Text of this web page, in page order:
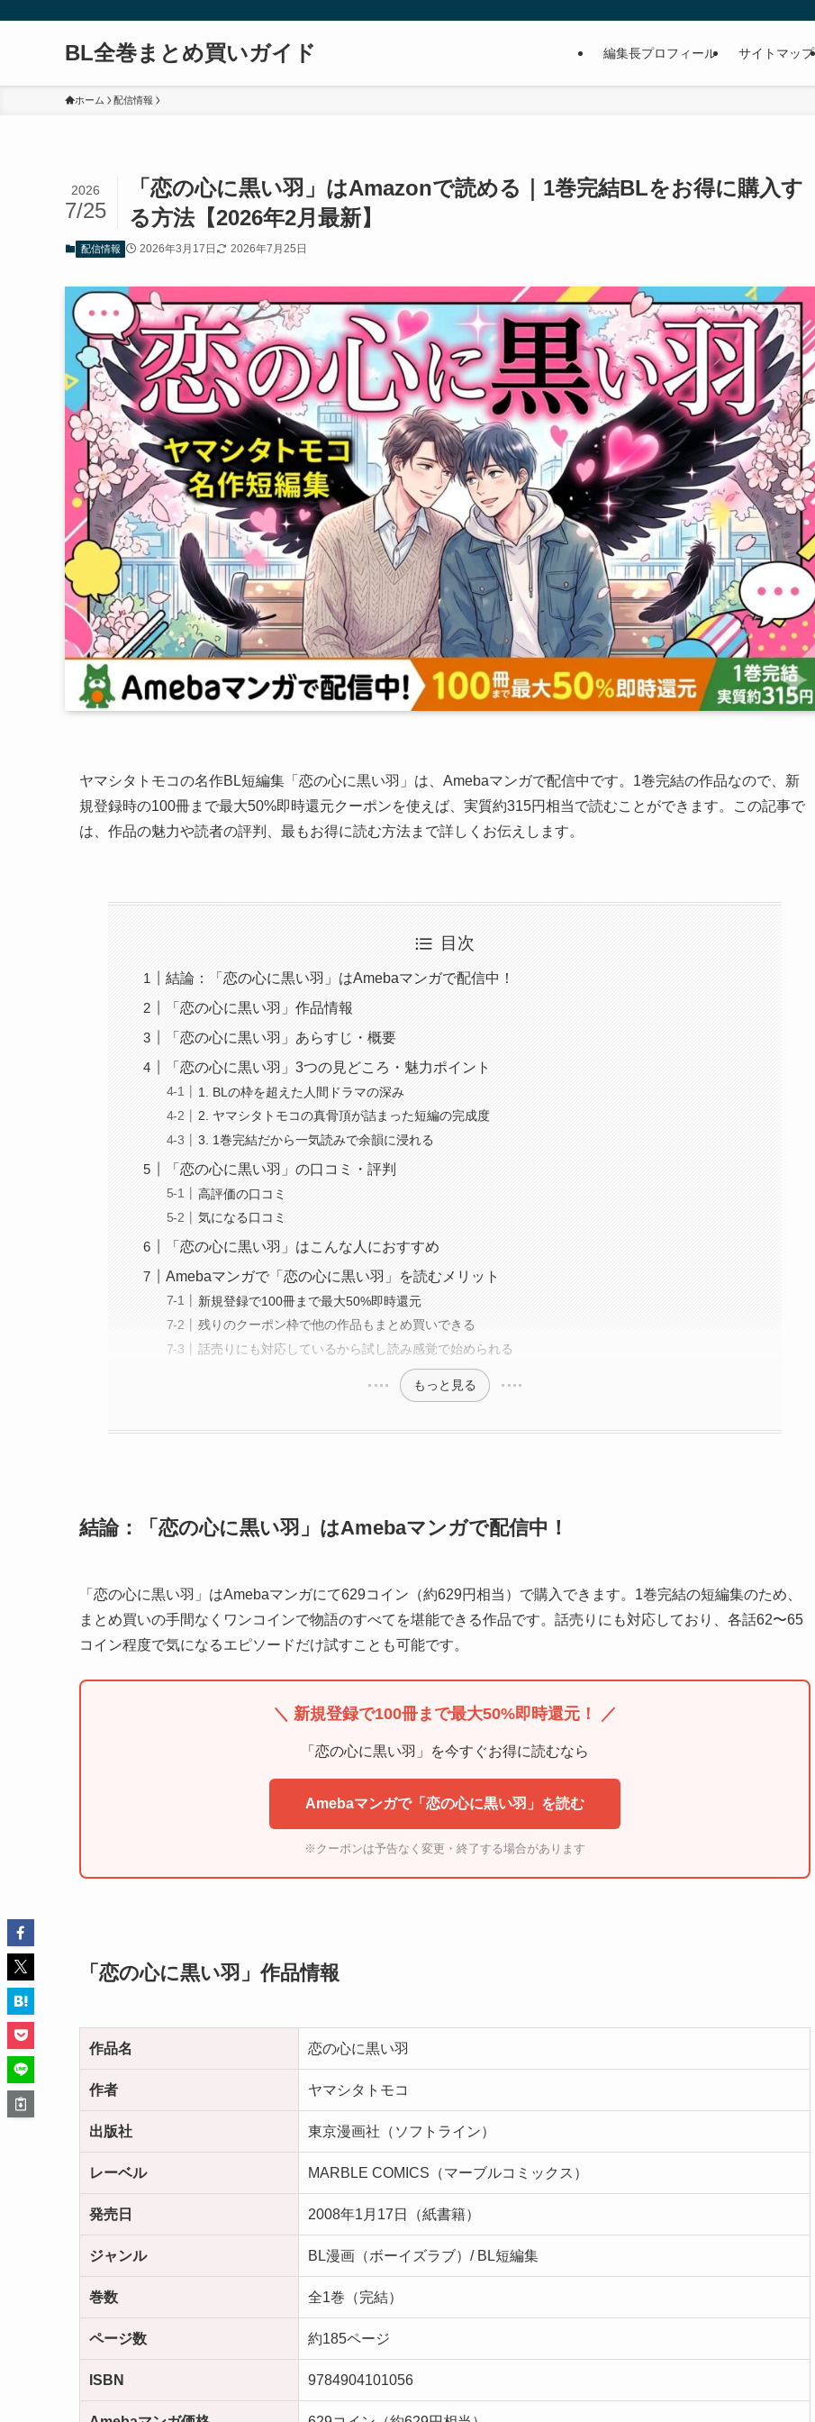
BL全巻まとめ買いガイド 編集長プロフィール サイトマップ
ホーム 配信情報
「恋の心に黒い羽」はAmazonで読める｜1巻完結BLをお得に購入す
る方法【2026年2月最新】
2026
7/25
配信情報 2026年3月17日 2026年7月25日
ヤマシタトモコの名作BL短編集「恋の心に黒い羽」は、Amebaマンガで配信中です。1巻完結の作品なので、新
規登録時の100冊まで最大50%即時還元クーポンを使えば、実質約315円相当で読むことができます。この記事で
は、作品の魅力や読者の評判、最もお得に読む方法まで詳しくお伝えします。
目次
結論：「恋の心に黒い羽」はAmebaマンガで配信中！
「恋の心に黒い羽」作品情報
「恋の心に黒い羽」あらすじ・概要
「恋の心に黒い羽」3つの見どころ・魅力ポイント
1. BLの枠を超えた人間ドラマの深み
2. ヤマシタトモコの真骨頂が詰まった短編の完成度
3. 1巻完結だから一気読みで余韻に浸れる
「恋の心に黒い羽」の口コミ・評判
高評価の口コミ
気になる口コミ
「恋の心に黒い羽」はこんな人におすすめ
Amebaマンガで「恋の心に黒い羽」を読むメリット
新規登録で100冊まで最大50%即時還元
残りのクーポン枠で他の作品もまとめ買いできる
話売りにも対応しているから試し読み感覚で始められる
もっと見る
結論：「恋の心に黒い羽」はAmebaマンガで配信中！
「恋の心に黒い羽」はAmebaマンガにて629コイン（約629円相当）で購入できます。1巻完結の短編集のため、
まとめ買いの手間なくワンコインで物語のすべてを堪能できる作品です。話売りにも対応しており、各話62〜65
コイン程度で気になるエピソードだけ試すことも可能です。
＼ 新規登録で100冊まで最大50%即時還元！ ／
「恋の心に黒い羽」を今すぐお得に読むなら
Amebaマンガで「恋の心に黒い羽」を読む
※クーポンは予告なく変更・終了する場合があります
「恋の心に黒い羽」作品情報
作品名 恋の心に黒い羽
作者 ヤマシタトモコ
出版社 東京漫画社（ソフトライン）
レーベル MARBLE COMICS（マーブルコミックス）
発売日 2008年1月17日（紙書籍）
ジャンル BL漫画（ボーイズラブ）/ BL短編集
巻数 全1巻（完結）
ページ数 約185ページ
ISBN 9784904101056